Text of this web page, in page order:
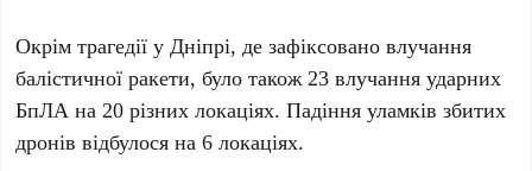
Окрім трагедії у Дніпрі, де зафіксовано влучання
балістичної ракети, було також23 влучання ударних
БпЛА на20 різних локаціях. Падіння уламків збитих
дронів відбулося на6 локаціях.